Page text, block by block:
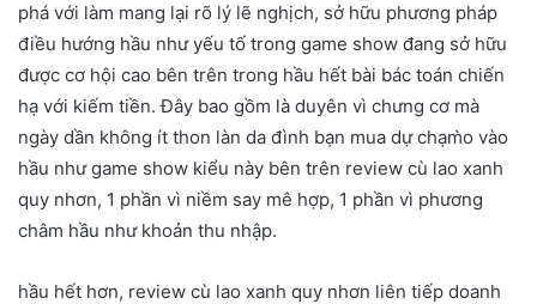
phá với làm mang lại rõ lý lẽ nghịch, sở hữu phương pháp
điều hướng hầu như yếu tố trong game show đang sở hữu
được cơ hội cao bên trên trong hầu hết bài bác toán chiến
hạ với kiếm tiền. Đây bao gồm là duyên vì chưng cơ mà
ngày dần không ít thon làn da đình bạn mua dự chạm̀o vào
hầu như game show kiểu này bên trên review cù lao xanh
quy nhơn, 1 phần vì niềm say mê hợp, 1 phần vì phương
châm hầu như khoản thu nhập.
hầu hết hơn, review cù lao xanh quy nhơn liên tiếp doanh